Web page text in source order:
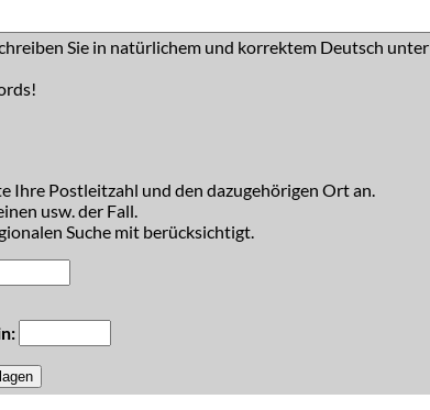
Sie in natürlichem und korrektem Deutsch unter
Ihre Postleitzahl und den dazugehörigen Ort an.
usw. der Fall.
Suche mit berücksichtigt.